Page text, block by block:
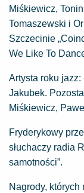
Miśkiewicz,
Tomaszewski i
Szczecinie
We Like To
Artysta roku
Jakubek.
Miśkiewicz,
Fryderykowy
słuchaczy radia
samotności”.
Nagrody,